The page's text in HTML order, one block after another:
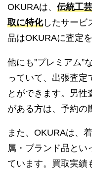
OKURAは、 伝統工
取に特化したサービ
品はOKURAに査定
他にも”プレミアム”
っていて、出張査定
とができます。男性
がある方は、予約の
また、OKURAは、
属・ブランド品とい
ています。買取実績